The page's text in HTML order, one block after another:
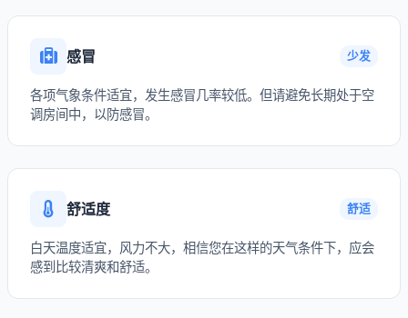
感冒 少发
各项气象条件适宜，发生感冒几率较低。但请避免长期处于空
调房间中，以防感冒。
舒适度 舒适
白天温度适宜，风力不大，相信您在这样的天气条件下，应会
感到比较清爽和舒适。